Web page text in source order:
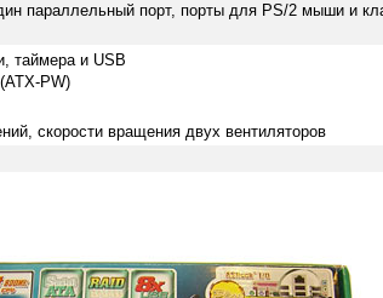
параллельный порт, порты для PS/2 мыши и
таймера и USB
PW)
скорости вращения двух вентиляторов